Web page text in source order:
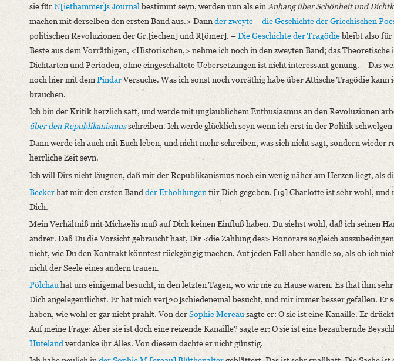
sie fürN[iethammer]s Journalbestimmt seyn, werden nun als ein Anhang über Schönheit und
machen mit derselben den ersten Band aus.> Dannder zweyte – die Geschichte der Griechischen
politischen Revoluzionen der Gr.[iechen] und R[ömer]. –Die Geschichte der Tragödiebleibt also für
Beste aus dem Vorräthigen, <Historischen,> nehme ich noch in den zweyten Band; das
Dichtarten und Perioden, ohne eingeschaltete Uebersetzungen ist nicht interessant genung. – Das
noch hier mit demPindarVersuche. Was ich sonst noch vorräthig habe über Attische Tragödie kann
brauchen.
Ich bin der Kritik herzlich satt, und werde mit unglaublichem Enthusiasmus an den Revoluzionen
über den Republikanismusschreiben. Ich werde glücklich seyn wenn ich erst in der Politik schwelgen
Dann werde ich auch mit Euch leben, und nicht mehr schreiben, was sich nicht sagt, sondern wieder
herrliche Zeit seyn.
Ich will Dirs nicht läugnen, daß mir der Republikanismus noch ein wenig näher am Herzen liegt, als
Beckerhat mir den ersten Band der Erhohlungenfür Dich gegeben. [19] Charlotte ist sehr wohl, und
Dich.
Mein Verhältniß mit Michaelis muß auf Dich keinen Einfluß haben. Du siehst wohl, daß ich seinen
andrer. Daß Du die Vorsicht gebraucht hast, Dir <die Zahlung des> Honorars sogleich
nicht, wie Du den Kontrakt könntest rückgängig machen. Auf jeden Fall aber handle so, als ob ich
nicht der Seele eines andern trauen.
Pölchauhat uns einigemal besucht, in den letzten Tagen, wo wir nie zu Hause waren. Es that ihm
Dich angelegentlichst. Er hat mich ver[20]schiedenemal besucht, und mir immer besser gefallen. Er
haben, wie wohl er gar nicht prahlt. Von derSophie Mereau sagte er: O sie ist eine Kanaille. Er
Auf meine Frage: Aber sie ist doch eine reizende Kanaille? sagte er: O sie ist eine bezaubernde
Hufelandverdanke ihr Alles. Von diesem dachte er nicht günstig.